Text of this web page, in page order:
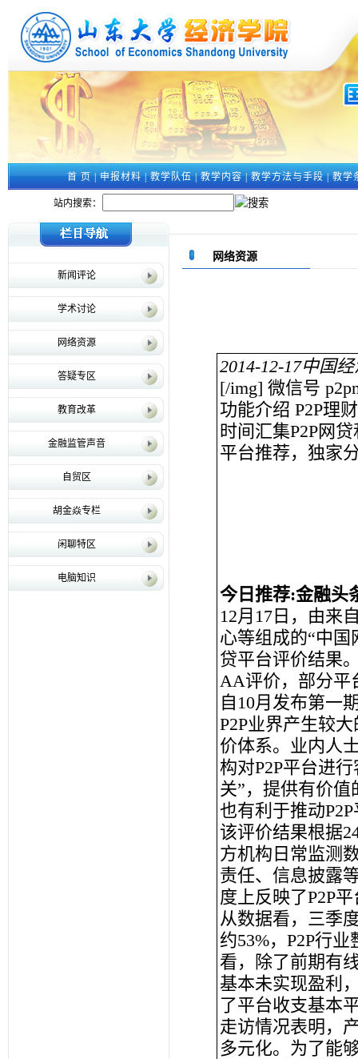
首 页|申报材料|教学队伍|教学内容|教学方法与手段|教学
站内搜索：
新闻评论
学术讨论
网络资源
答疑专区
教育改革
金融监管声音
自贸区
胡金焱专栏
闲聊特区
电脑知识
网络资源
2014-12-17中国
[/img] 微信号
功能介绍 P2P理
时间汇集P2P网
平台推荐，独家
今日推荐:金融头
12月17日，由来
心等组成的“中国
贷平台评价结果
AA评价，部分平
自10月发布第一
P2P业界产生较
价体系。业内人
构对P2P平台进
关”，提供有价值
也有利于推动
该评价结果根据
方机构日常监测
责任、信息披露
度上反映了P2P
从数据看，三季
约53%，P2P行
看，除了前期有
基本未实现盈利
了平台收支基本
走访情况表明，
多元化。为了能